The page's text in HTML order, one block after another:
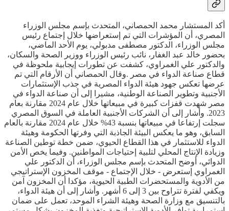
أكد المستشار محمد الحمصاني، المتحدث بإسم مجلس الوزراء
المصري، أن المؤشرات التي تم إستعراضها خلال إجتماع رئيس
مجلس الوزراء، الدكتور مصطفى مدبولي، يوم الأحد الماضي،
بحضور خالد عبد الغفار، نائب رئيس الوزراء ووزير الصحة والسكان،
والدكتور علي الغمراوي، كشفت عن تطورات إيجابية ملحوظة في
قطاع صناعة الدواء في مصر .وقال الحمصاني أن الأرقام التي تم
عرضها تعكس جهود هيئة الدواء المصرية في جذب الإستثمارات
الأجنبية وتطوير الصناعة الوطنية، مشيرا إلى أن صناعة الدواء في
مصر شهدت قفزات كبيرة في مبيعاتها خلال عام 2024 مقارنة بعام
2023. وأشار إلى أن الشركات الأجنبية العاملة في السوق المصري
سجلت إرتفاعا في مبيعاتها بنسبة 43% خلال عام 2024 مقارنة بالعام
السابق، وهو ما يعكس البيئة الجاذبة التي وفرتها الحكومة وهيئة
الدواء للاستثمار في هذا القطاع الحيوي، ضمن خطة توطين الصناعة
وزيادة الإنتاج المحلي لتلبية إحتياجات المواطنين. وفيما يخص الأمن
الدوائي، أوضح المتحدث بإسم مجلس الوزراء، أن الدكتور علي
الغمراوي إستعرض - خلال الإجتماع - موقف المخزون الإستراتيجي
من الأدوية والمستحضرات الطبية الحيوية، مؤكدا أن المخزون آمن
ويكفي لفترة تتراوح بين 3 إلى 6 أشهر. وأشار إلى أن هيئة الدواء،
بالتنسيق مع وزارة الصحة وهيئة الشراء الموحد، تعمل على ضمان